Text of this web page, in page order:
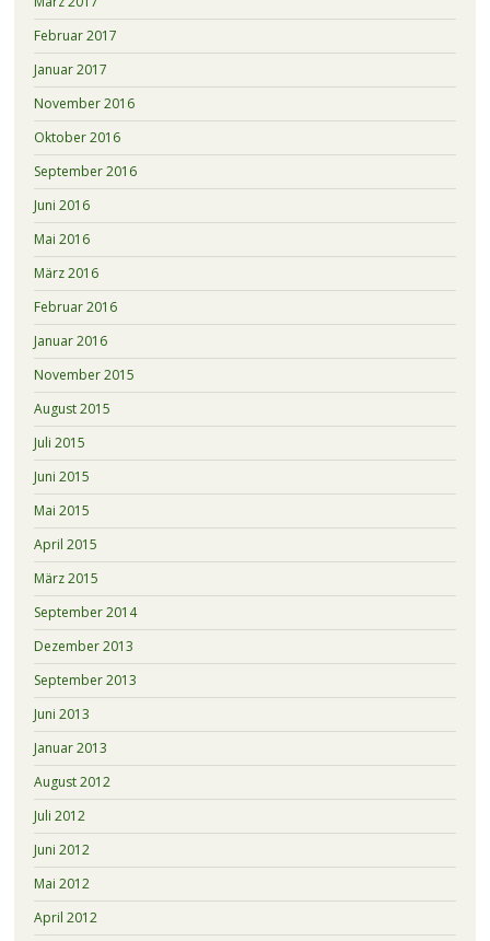
Februar 2017
Januar 2017
November 2016
Oktober 2016
September 2016
Juni 2016
Mai 2016
März 2016
Februar 2016
Januar 2016
November 2015
August 2015
Juli 2015
Juni 2015
Mai 2015
April 2015
März 2015
September 2014
Dezember 2013
September 2013
Juni 2013
Januar 2013
August 2012
Juli 2012
Juni 2012
Mai 2012
April 2012